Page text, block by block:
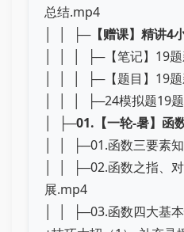
总结.mp4
│ │ ├─【赠课】精讲4
│ │ │ ├─【笔记】19
│ │ │ ├─【题目】19
│ │ │ ├─24模拟题19
│ ├─01.【一轮-暑】函
│ │ ├─01.函数三要素
│ │ ├─02.函数之指、
展.mp4
│ │ ├─03.函数四大基